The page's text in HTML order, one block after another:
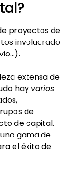
proyectos de
involucrado
extensa de
hay varios
de
de capital.
gama de
el éxito de